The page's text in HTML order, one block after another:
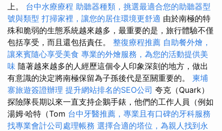
上。 台中水療療程 助聽器種類，挑選最適合您的助聽器型
號與類型 打掃家裡，讓您的居住環境更舒適 由於南極的特
殊和脆弱的生態系統越來越多，最重要的是，旅行體驗不僅
包括享受，而且還包括責任。 整復療程推薦 自助餐外燴，
讓來賓隨心享受美食 專業的外燴服務，為您的活動提供美
味 隨著越來越多的人經歷這個令人印象深刻的地方，做出
有意識的決定將南極保留為子孫後代是至關重要的。 柬埔
寨旅遊簽證辦理 提升網站排名的SEO公司 夸克（Quark）
探險隊長期以來一直支持企鵝手錶，他們的工作人員（例如
湯姆·哈特（Tom 台中牙醫推薦，專業且有口碑的牙科服務
找專業會計公司處理帳務 選擇合適的塔位，為親人找到永